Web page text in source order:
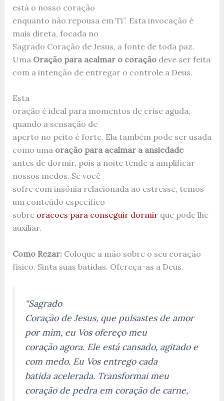
está o nosso coração
enquanto não repousa em Ti”. Esta invocação é
mais direta, focada no
Sagrado Coração de Jesus, a fonte de toda paz.
Uma Oração para acalmar o coraçãodeve ser feita
com a intenção de entregar o controle a Deus.
Esta
oração é ideal para momentos de crise aguda,
quando a sensação de
aperto no peito é forte. Ela também pode ser usada
como uma oração para acalmar a ansiedade
antes de dormir, pois a noite tende a amplificar
nossos medos. Se você
sofre com insônia relacionada ao estresse, temos
um conteúdo específico
sobre oracoes para conseguir dormirque pode lhe
auxiliar.
Como Rezar:Coloque a mão sobre o seu coração
físico. Sinta suas batidas. Ofereça-as a Deus.
“Sagrado
Coração de Jesus, que pulsastes de amor
por mim, eu Vos ofereço meu
coração agora. Ele está cansado, agitado e
com medo. Eu Vos entrego cada
batida acelerada. Transformai meu
coração de pedra em coração de carne,